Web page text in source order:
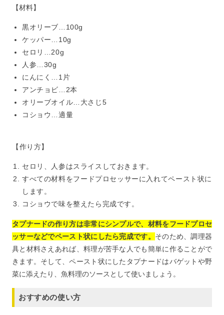
【材料】
黒オリーブ…100g
ケッパー…10g
セロリ…20g
人参…30g
にんにく…1片
アンチョビ…2本
オリーブオイル…大さじ5
コショウ…適量
【作り方】
セロリ、人参はスライスしておきます。
すべての材料をフードプロセッサーに入れてペースト状に
します。
コショウで味を整えたら完成です。
タプナードの作り方は非常にシンプルで、材料をフードプロセ
ッサーなどでペースト状にしたら完成です。 そのため、調理器
具と材料さえあれば、料理が苦手な人でも簡単に作ることがで
きます。そして、ペースト状にしたタプナードはバゲットや野
菜に添えたり、魚料理のソースとして使いましょう。
おすすめの使い方